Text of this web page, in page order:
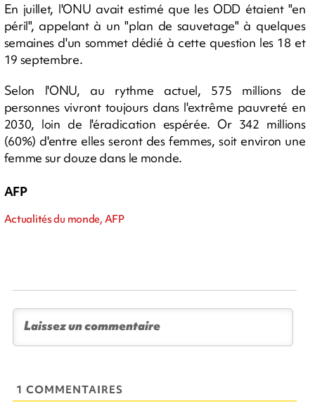
En juillet, l'ONU avait estimé que les ODD étaient "en
péril", appelant à un "plan de sauvetage" à quelques
semaines d'un sommet dédié à cette question les 18 et
19 septembre.
Selon l'ONU, au rythme actuel, 575 millions de
personnes vivront toujours dans l'extrême pauvreté en
2030, loin de l'éradication espérée. Or 342 millions
(60%) d'entre elles seront des femmes, soit environ une
femme sur douze dans le monde.
AFP
Actualités du monde, AFP
1 COMMENTAIRES